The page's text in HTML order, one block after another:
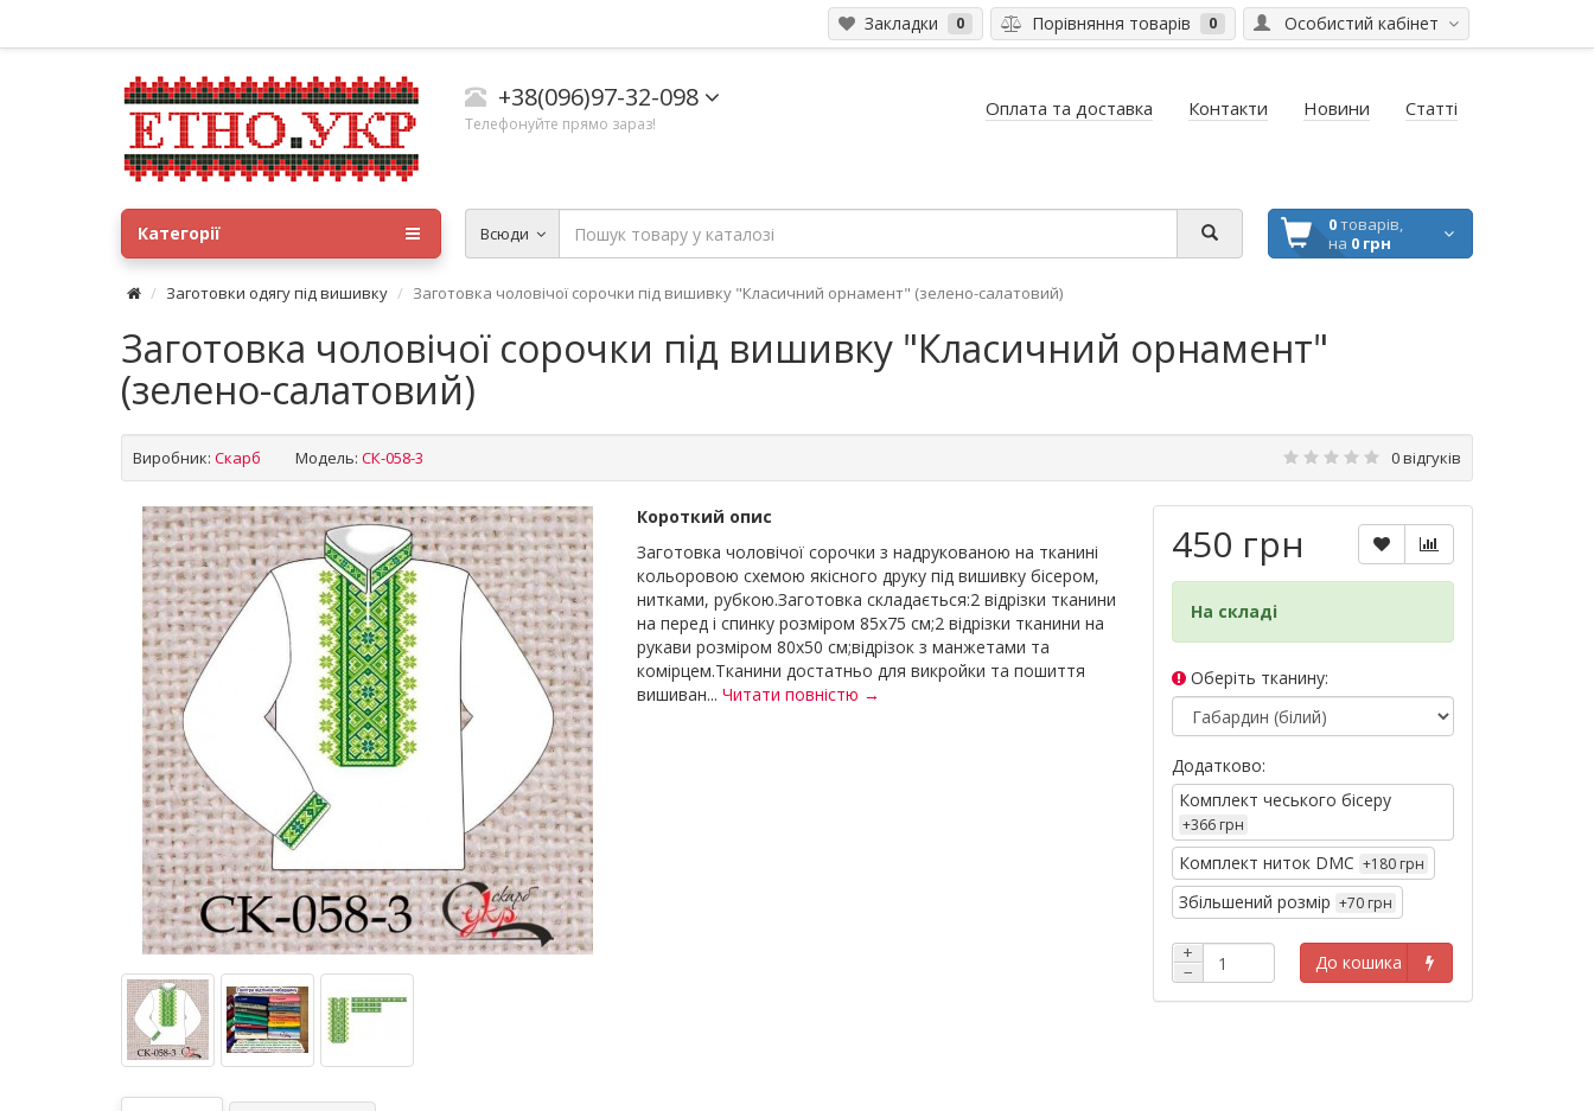
Особистий кабінет
Закладки 0 Порівняння товарів 0
+38(096)97-32-098
Телефонуйте прямо зараз!
Оплата та доставка Контакти Новини Статті
Всюди 0товарів,
на 0 грн
Категорії
Заготовки одягу під вишивку Заготовка чоловічої сорочки під вишивку "Класичний орнамент" (зелено-салатовий)
Заготовка чоловічої сорочки під вишивку "Класичний орнамент"
(зелено-салатовий)
Виробник: Скарб Модель: СК-058-3 0 відгуків
Короткий опис
Заготовка чоловічої сорочки з надрукованою на тканині
кольоровою схемою якісного друку під вишивку бісером,
нитками, рубкою.Заготовка складається:2 відрізки тканини
на перед і спинку розміром 85х75 см;2 відрізки тканини на
рукави розміром 80х50 см;відрізок з манжетами та
комірцем.Тканини достатньо для викройки та пошиття
вишиван... Читати повністю →
450 грн
На складі
Оберіть тканину:
Додатково:
Комплект чеського бісеру
+366 грн
Комплект ниток DMC +180 грн
Збільшений розмір +70 грн
+
−
До кошика